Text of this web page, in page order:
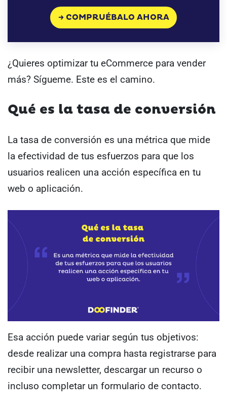
→ COMPRUÉBALO AHORA
¿Quieres optimizar tu eCommerce para vender
más? Sígueme. Este es el camino.
Qué es la tasa de conversión
La tasa de conversión es una métrica que mide
la efectividad de tus esfuerzos para que los
usuarios realicen una acción específica en tu
web o aplicación.
Esa acción puede variar según tus objetivos:
desde realizar una compra hasta registrarse para
recibir una newsletter, descargar un recurso o
incluso completar un formulario de contacto.